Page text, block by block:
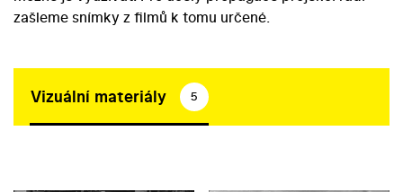
zašleme snímky z filmů k tomu určené.
Vizuální materiály 5